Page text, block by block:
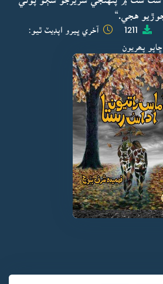
جوڙيو هجي.“
1211 آخري ڀيرو اپڊيٽ ٿيو:
ڇاپو پھريون